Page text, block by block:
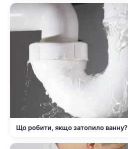
Що робити, якщо затопило ванну?